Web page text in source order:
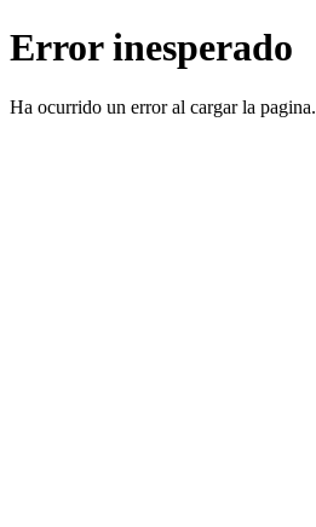
Error inesperado
Ha ocurrido un error al cargar la pagina.